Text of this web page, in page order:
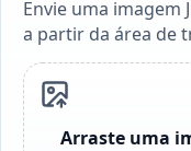
Envie uma imagem
a partir da área de
Arraste uma